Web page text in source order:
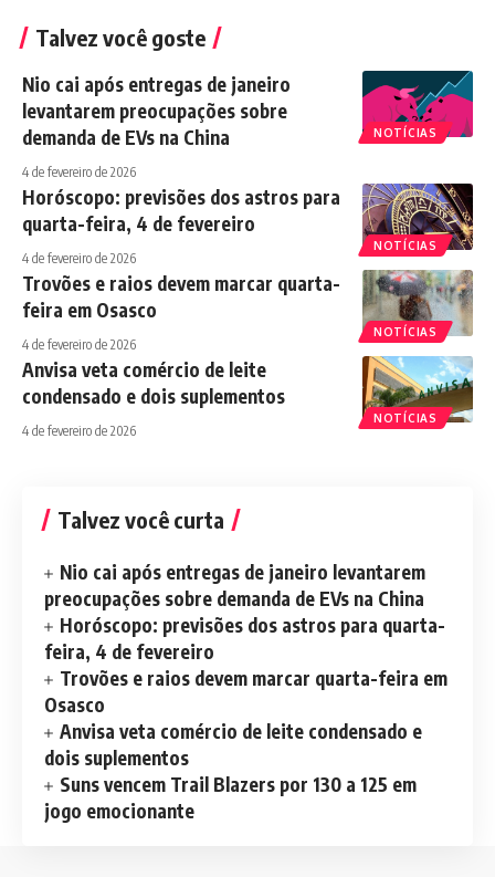
Talvez você goste
NOTÍCIAS
Nio cai após entregas de janeiro
levantarem preocupações sobre
demanda de EVs na China
4 de fevereiro de 2026
NOTÍCIAS
Horóscopo: previsões dos astros para
quarta-feira, 4 de fevereiro
4 de fevereiro de 2026
NOTÍCIAS
Trovões e raios devem marcar quarta-
feira em Osasco
4 de fevereiro de 2026
NOTÍCIAS
Anvisa veta comércio de leite
condensado e dois suplementos
4 de fevereiro de 2026
Talvez você curta
Nio cai após entregas de janeiro levantarem
preocupações sobre demanda de EVs na China
Horóscopo: previsões dos astros para quarta-
feira, 4 de fevereiro
Trovões e raios devem marcar quarta-feira em
Osasco
Anvisa veta comércio de leite condensado e
dois suplementos
Suns vencem Trail Blazers por 130 a 125 em
jogo emocionante